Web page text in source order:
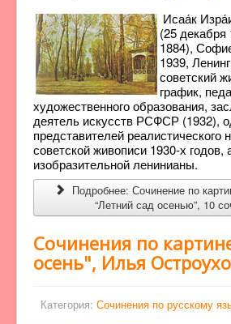
Исаа́к
(25 декабря
1884),
1939,
советский
график,
художественного образования,
деятель искусств РСФСР (1932),
представителей реалистического
советской живописи 1930-х
изобразительной ленинианы.
Подробнее: Сочинение по
“Летний сад осенью”, 10
Сочинения по
осень", Илья
Категория: Сочинения по русскому